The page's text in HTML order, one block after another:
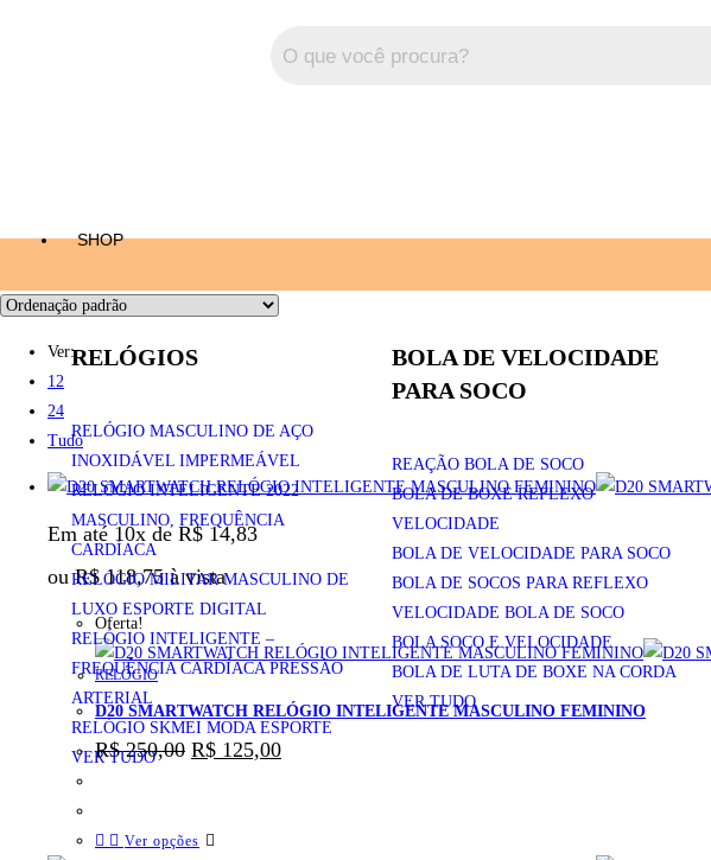
SHOP
RELÓGIOS
RELÓGIO MASCULINO DE AÇO
INOXIDÁVEL IMPERMEÁVEL
RELÓGIO INTELIGENTE 2022
MASCULINO, FREQUÊNCIA
CARDÍACA
RELÓGIO MILITAR MASCULINO DE
LUXO ESPORTE DIGITAL
RELÓGIO INTELIGENTE –
FREQUÊNCIA CARDÍACA PRESSÃO
ARTERIAL
RELÓGIO SKMEI MODA ESPORTE
VER TUDO
BOLA DE VELOCIDADE
PARA SOCO
REAÇÃO BOLA DE SOCO
BOLA DE BOXE REFLEXO
VELOCIDADE
BOLA DE VELOCIDADE PARA SOCO
BOLA DE SOCOS PARA REFLEXO
VELOCIDADE BOLA DE SOCO
BOLA SOCO E VELOCIDADE
BOLA DE LUTA DE BOXE NA CORDA
VER TUDO
Ver:
12
24
Tudo
Em até 10x de R$ 14,83
ou R$118,75 à vista
Oferta!
RELÓGIO
D20 SMARTWATCH RELÓGIO INTELIGENTE MASCULINO FEMININO
R$250,00 R$ 125,00
Ver opções